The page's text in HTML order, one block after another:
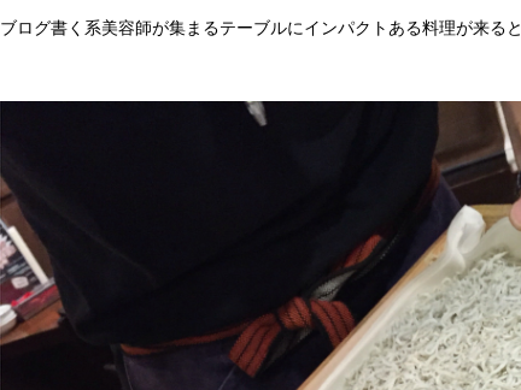
ブログ書く系美容師が集まるテーブルにインパクトある料理が来ると